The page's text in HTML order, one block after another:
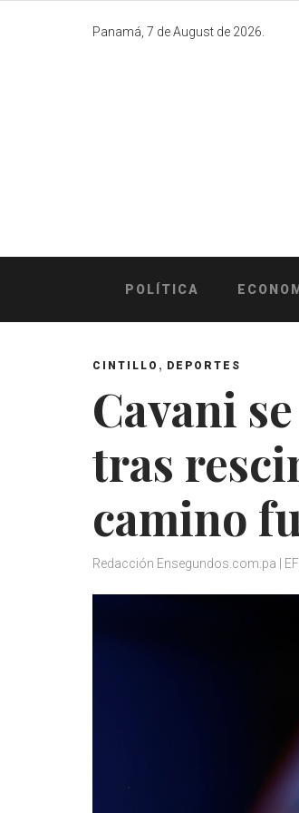
Panamá, 7 de August de 2026.
POLÍTICA
CINTILLO , DEPORTES
Cavani
tras
camino
Redacción Ensegundos.com.pa |